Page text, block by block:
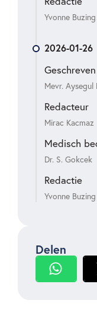
Yvonne Buzing
2026-01-26
Mevr.
Redacteur
Mirac Kacmaz
Medisch
Dr. S. Gokcek
Redactie
Yvonne Buzing
Delen